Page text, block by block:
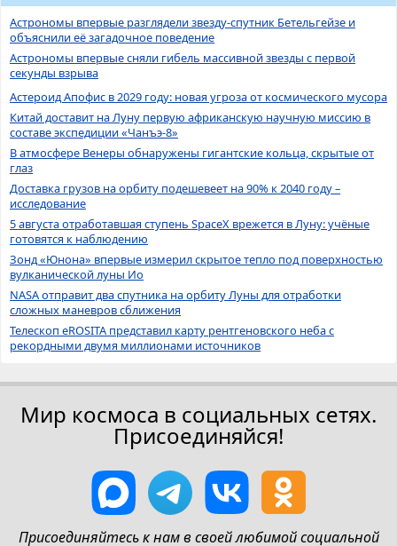
Астрономы впервые разглядели звезду-спутник Бетельгейзе и
объяснили её загадочное поведение
Астрономы впервые сняли гибель массивной звезды с первой
секунды взрыва
Астероид Апофис в 2029 году: новая угроза от космического мусора
Китай доставит на Луну первую африканскую научную миссию в
составе экспедиции «Чанъэ-8»
В атмосфере Венеры обнаружены гигантские кольца, скрытые от
глаз
Доставка грузов на орбиту подешевеет на 90% к 2040 году –
исследование
5 августа отработавшая ступень SpaceX врежется в Луну: учёные
готовятся к наблюдению
Зонд «Юнона» впервые измерил скрытое тепло под поверхностью
вулканической луны Ио
NASA отправит два спутника на орбиту Луны для отработки
сложных маневров сближения
Телескоп eROSITA представил карту рентгеновского неба с
рекордными двумя миллионами источников
Мир космоса в социальных сетях.
Присоединяйся!
Присоединяйтесь к нам в своей любимой социальной